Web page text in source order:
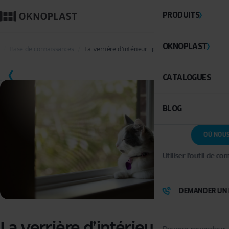
PRODUITS
OKNOPLAST
CATALOGUES
BLOG
OÙ
Utiliser l'outil de
DEMANDER UN
La verrière d’intérieur : pour lier l’utile à l’agréable
SAUVEGARDER